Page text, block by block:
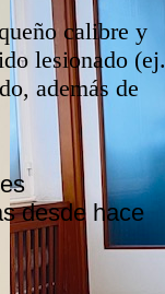
calibre y
lesionado (ej.
además de
desde hace